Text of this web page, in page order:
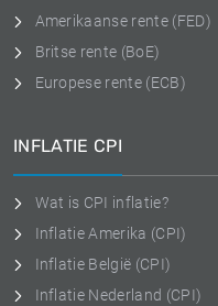
Amerikaanse rente (FED)
Britse rente (BoE)
Europese rente (ECB)
INFLATIE CPI
Wat is CPI inflatie?
Inflatie Amerika (CPI)
Inflatie België (CPI)
Inflatie Nederland (CPI)